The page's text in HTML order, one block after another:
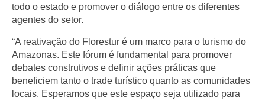
todo o estado e promover o diálogo entre os diferentes
agentes do setor.
“A reativação do Florestur é um marco para o turismo do
Amazonas. Este fórum é fundamental para promover
debates construtivos e definir ações práticas que
beneficiem tanto o trade turístico quanto as comunidades
locais. Esperamos que este espaço seja utilizado para